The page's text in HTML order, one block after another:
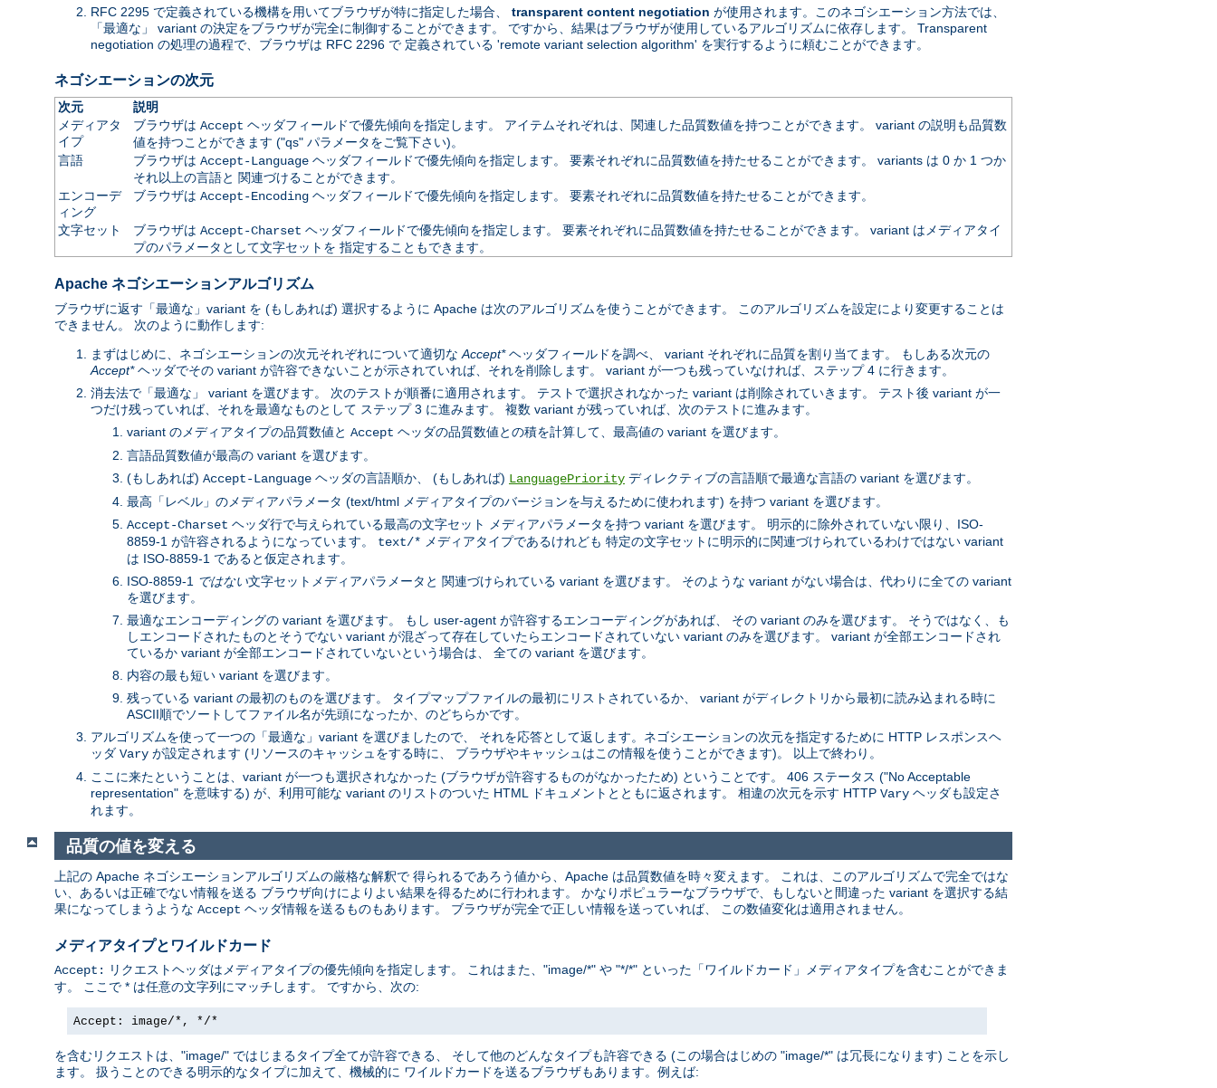
RFC 2295 で定義されている機構を用いてブラウザが特に指定した場合、 transparent content negotiation が使用されます。このネゴシエーション方法では、
「最適な」 variant の決定をブラウザが完全に制御することができます。 ですから、結果はブラウザが使用しているアルゴリズムに依存します。 Transparent
negotiation の処理の過程で、ブラウザは RFC 2296 で 定義されている 'remote variant selection algorithm' を実行するように頼むことができます。
ネゴシエーションの次元
次元
説明
メディアタ
イプ
ブラウザは Accept ヘッダフィールドで優先傾向を指定します。 アイテムそれぞれは、関連した品質数値を持つことができます。 variant の説明も品質数
値を持つことができます ("qs" パラメータをご覧下さい)。
言語
ブラウザは Accept-Languageヘッダフィールドで優先傾向を指定します。 要素それぞれに品質数値を持たせることができます。 variants は 0 か 1 つか
それ以上の言語と 関連づけることができます。
エンコーデ
ィング
ブラウザは Accept-Encodingヘッダフィールドで優先傾向を指定します。 要素それぞれに品質数値を持たせることができます。
文字セット ブラウザは Accept-Charset ヘッダフィールドで優先傾向を指定します。 要素それぞれに品質数値を持たせることができます。 variant はメディアタイ
プのパラメータとして文字セットを 指定することもできます。
Apache ネゴシエーションアルゴリズム
ブラウザに返す「最適な」variant を (もしあれば) 選択するように Apache は次のアルゴリズムを使うことができます。 このアルゴリズムを設定により変更することは
できません。 次のように動作します:
まずはじめに、ネゴシエーションの次元それぞれについて適切な Accept*ヘッダフィールドを調べ、 variant それぞれに品質を割り当てます。 もしある次元の
Accept*ヘッダでその variant が許容できないことが示されていれば、それを削除します。 variant が一つも残っていなければ、ステップ 4 に行きます。
消去法で「最適な」 variant を選びます。 次のテストが順番に適用されます。 テストで選択されなかった variant は削除されていきます。 テスト後 variant が一
つだけ残っていれば、それを最適なものとして ステップ 3 に進みます。 複数 variant が残っていれば、次のテストに進みます。
variant のメディアタイプの品質数値と Accept ヘッダの品質数値との積を計算して、最高値の variant を選びます。
言語品質数値が最高の variant を選びます。
(もしあれば) Accept-Language ヘッダの言語順か、 (もしあれば) LanguagePriority ディレクティブの言語順で最適な言語の variant を選びます。
最高「レベル」のメディアパラメータ (text/html メディアタイプのバージョンを与えるために使われます) を持つ variant を選びます。
Accept-Charset ヘッダ行で与えられている最高の文字セット メディアパラメータを持つ variant を選びます。 明示的に除外されていない限り、ISO-
8859-1 が許容されるようになっています。 text/* メディアタイプであるけれども 特定の文字セットに明示的に関連づけられているわけではない variant
は ISO-8859-1 であると仮定されます。
ISO-8859-1 ではない文字セットメディアパラメータと 関連づけられている variant を選びます。 そのような variant がない場合は、代わりに全ての variant
を選びます。
最適なエンコーディングの variant を選びます。 もし user-agent が許容するエンコーディングがあれば、 その variant のみを選びます。 そうではなく、も
しエンコードされたものとそうでない variant が混ざって存在していたらエンコードされていない variant のみを選びます。 variant が全部エンコードされ
ているか variant が全部エンコードされていないという場合は、 全ての variant を選びます。
内容の最も短い variant を選びます。
残っている variant の最初のものを選びます。 タイプマップファイルの最初にリストされているか、 variant がディレクトリから最初に読み込まれる時に
ASCII順でソートしてファイル名が先頭になったか、のどちらかです。
アルゴリズムを使って一つの「最適な」variant を選びましたので、 それを応答として返します。ネゴシエーションの次元を指定するために HTTP レスポンスヘ
ッダ Vary が設定されます (リソースのキャッシュをする時に、 ブラウザやキャッシュはこの情報を使うことができます)。 以上で終わり。
ここに来たということは、variant が一つも選択されなかった (ブラウザが許容するものがなかったため) ということです。 406 ステータス ("No Acceptable
representation" を意味する) が、利用可能な variant のリストのついた HTML ドキュメントとともに返されます。 相違の次元を示す HTTP Vary ヘッダも設定さ
れます。
品質の値を変える
上記の Apache ネゴシエーションアルゴリズムの厳格な解釈で 得られるであろう値から、Apache は品質数値を時々変えます。 これは、このアルゴリズムで完全ではな
い、あるいは正確でない情報を送る ブラウザ向けによりよい結果を得るために行われます。 かなりポピュラーなブラウザで、もしないと間違った variant を選択する結
果になってしまうような Accept ヘッダ情報を送るものもあります。 ブラウザが完全で正しい情報を送っていれば、 この数値変化は適用されません。
メディアタイプとワイルドカード
Accept:
リクエストヘッダはメディアタイプの優先傾向を指定します。 これはまた、"image/*" や "*/*" といった「ワイルドカード」メディアタイプを含むことができま
す。 ここで * は任意の文字列にマッチします。 ですから、次の:
Accept: image/*, */*
を含むリクエストは、"image/" ではじまるタイプ全てが許容できる、 そして他のどんなタイプも許容できる (この場合はじめの "image/*" は冗長になります) ことを示し
ます。 扱うことのできる明示的なタイプに加えて、機械的に ワイルドカードを送るブラウザもあります。例えば: